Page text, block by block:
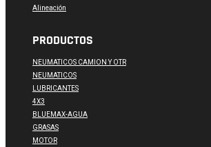
Alineación
PRODUCTOS
NEUMATICOS CAMION Y OTR
NEUMATICOS
LUBRICANTES
4X3
BLUEMAX-AGUA
GRASAS
MOTOR